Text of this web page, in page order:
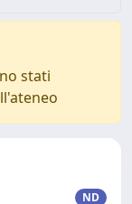
stati
ND